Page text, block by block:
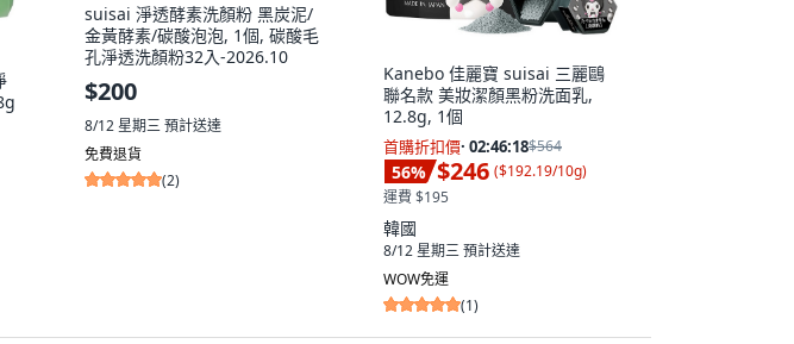
suisai 淨透酵素洗顏粉 黑炭泥/
金黃酵素/碳酸泡泡, 1個, 碳酸毛
孔淨透洗顏粉32入-2026.10
$200
8/12 星期三預計送達
免費退貨
(2)
Kanebo 佳麗寶 suisai 三麗鷗
聯名款 美妝潔顏黑粉洗面乳,
12.8g, 1個
首購折扣價· 02:46:17$564
56% $246 ($192.19/10g)
運費 $195
韓國
8/12 星期三預計送達
WOW免運
(1)